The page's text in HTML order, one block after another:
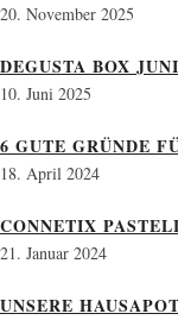
20. November 2025
DEGUSTA BOX
10. Juni 2025
6 GUTE GRÜNDE
18. April 2024
CONNETIX
21. Januar 2024
UNSERE